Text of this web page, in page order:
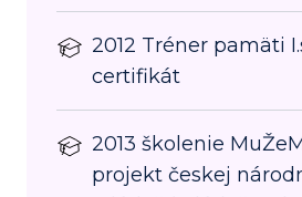
2012 Tréner pamäti
certifikát
2013 školenie
projekt českej